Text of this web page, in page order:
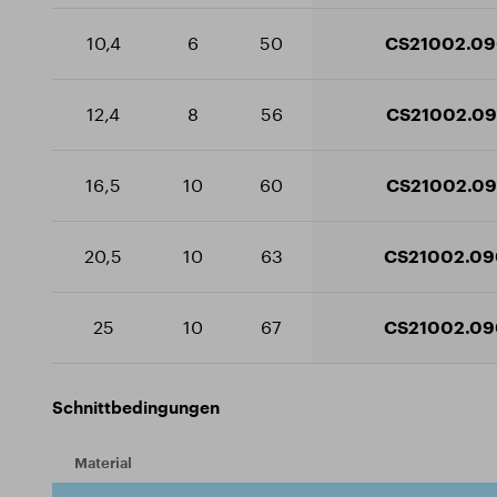
10,4 6 50
12,4 8 56
16,5 10 60
20,5 10 63
25 10 67
Schnittbedingungen
Material